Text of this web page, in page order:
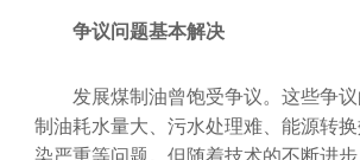
争议问题基本解决
发展煤制油曾饱受争议。这些争议
制油耗水量大、污水处理难、能源转
染严重等问题。但随着技术的不断进